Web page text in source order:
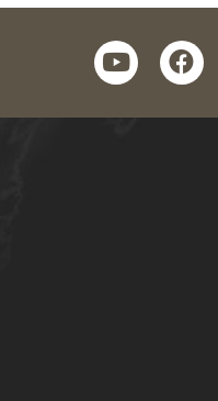
facebook
youtube